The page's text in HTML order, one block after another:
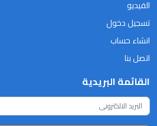
الفيديو
تسجيل دخول
انشاء حساب
اتصل بنا
القائمة البريدية